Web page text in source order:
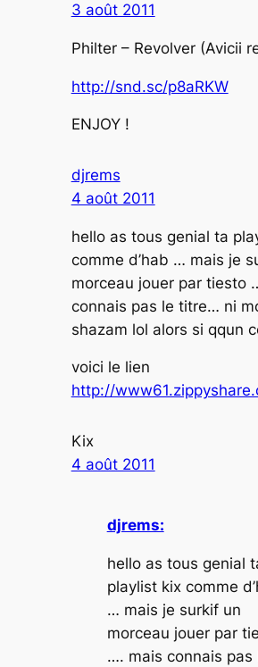
3 août 2011
Philter – Revolver (Avicii
http://snd.sc/p8aRKW
ENJOY !
djrems
4 août 2011
hello as tous genial ta
comme d’hab … mais je
morceau jouer par tiesto
connais pas le titre… ni
shazam lol alors si qqun
voici le lien
http://
Kix
4 août 2011
djrems:
hello as tous genial
playlist kix comme
… mais je surkif un
morceau jouer par
…. mais connais pas